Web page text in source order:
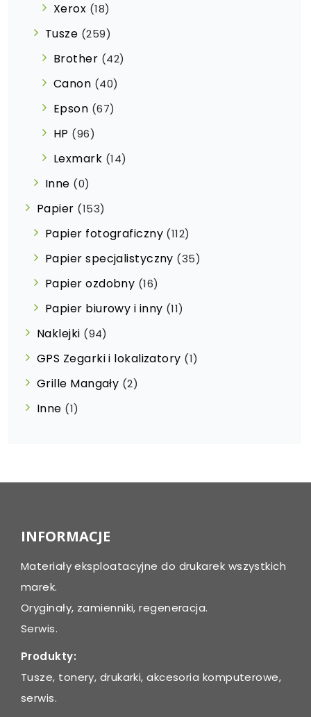
Xerox (18)
Tusze (259)
Brother (42)
Canon (40)
Epson (67)
HP (96)
Lexmark (14)
Inne (0)
Papier (153)
Papier fotograficzny (112)
Papier specjalistyczny (35)
Papier ozdobny (16)
Papier biurowy i inny (11)
Naklejki (94)
GPS Zegarki i lokalizatory (1)
Grille Mangały (2)
Inne (1)
INFORMACJE
Materiały eksploatacyjne do drukarek wszystkich
marek.
Oryginały, zamienniki, regeneracja.
Serwis.
Produkty:
Tusze, tonery, drukarki, akcesoria komputerowe,
serwis.